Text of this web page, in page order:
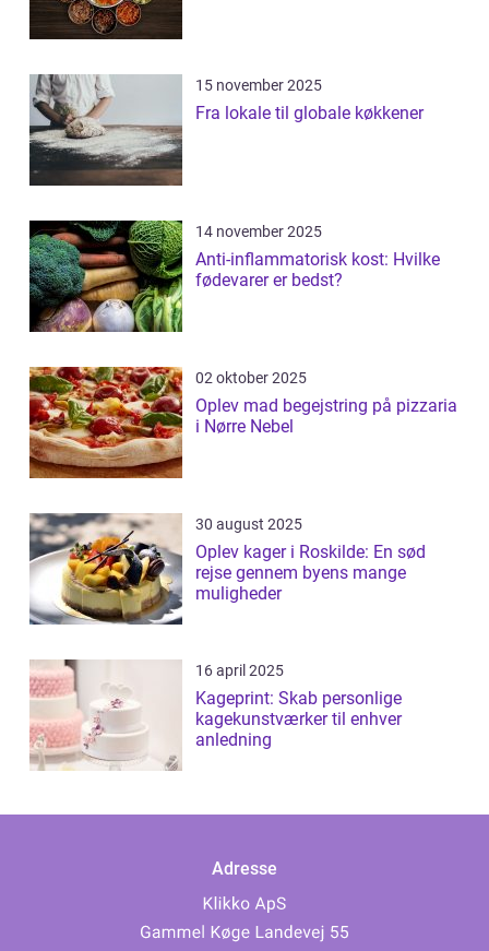
15 november 2025
Fra lokale til globale køkkener
14 november 2025
Anti-inflammatorisk kost: Hvilke
fødevarer er bedst?
02 oktober 2025
Oplev mad begejstring på pizzaria
i Nørre Nebel
30 august 2025
Oplev kager i Roskilde: En sød
rejse gennem byens mange
muligheder
16 april 2025
Kageprint: Skab personlige
kagekunstværker til enhver
anledning
Adresse